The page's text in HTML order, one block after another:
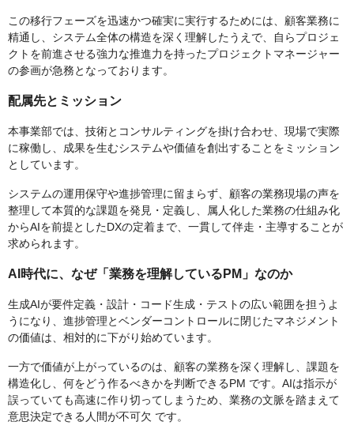
この移行フェーズを迅速かつ確実に実行するためには、顧客業務に
精通し、システム全体の構造を深く理解したうえで、自らプロジェ
クトを前進させる強力な推進力を持ったプロジェクトマネージャー
の参画が急務となっております。
配属先とミッション
本事業部では、技術とコンサルティングを掛け合わせ、現場で実際
に稼働し、成果を生むシステムや価値を創出することをミッション
としています。
システムの運用保守や進捗管理に留まらず、顧客の業務現場の声を
整理して本質的な課題を発見・定義し、属人化した業務の仕組み化
からAIを前提としたDXの定着まで、一貫して伴走・主導することが
求められます。
AI時代に、なぜ「業務を理解しているPM」なのか
生成AIが要件定義・設計・コード生成・テストの広い範囲を担うよ
うになり、進捗管理とベンダーコントロールに閉じたマネジメント
の価値は、相対的に下がり始めています。
一方で価値が上がっているのは、顧客の業務を深く理解し、課題を
構造化し、何をどう作るべきかを判断できるPM です。AIは指示が
誤っていても高速に作り切ってしまうため、業務の文脈を踏まえて
意思決定できる人間が不可欠 です。